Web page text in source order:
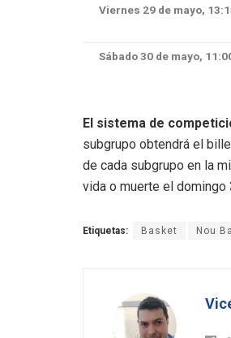
Viernes 29 de mayo,
Sábado 30 de mayo,
El sistema de
subgrupo obtendrá el
de cada subgrupo en la
vida o muerte el domingo
Etiquetas: Basket Nou